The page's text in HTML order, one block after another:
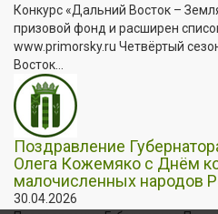
Конкурс «Дальний Восток –
призовой фонд и расширен
www.primorsky.ru Четвёртый
Восток...
Поздравление
Олега Кожемяко с Днём
малочисленных народов
30.04.2026